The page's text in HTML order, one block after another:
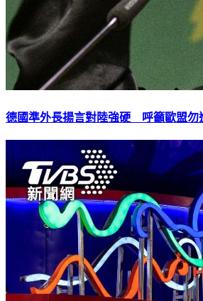
德國準外長揚言對陸強硬 呼籲歐盟勿